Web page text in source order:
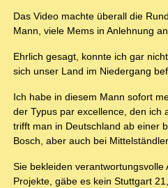
Das Video machte überall die
Mann, viele Mems in Anlehnung
Ehrlich gesagt, konnte ich gar
sich unser Land im Niedergang
Ich habe in diesem Mann sofort
der Typus par excellence, den ich
trifft man in Deutschland ab einer
Bosch, aber auch bei
Sie bekleiden
Projekte, gäbe es kein Stuttgart